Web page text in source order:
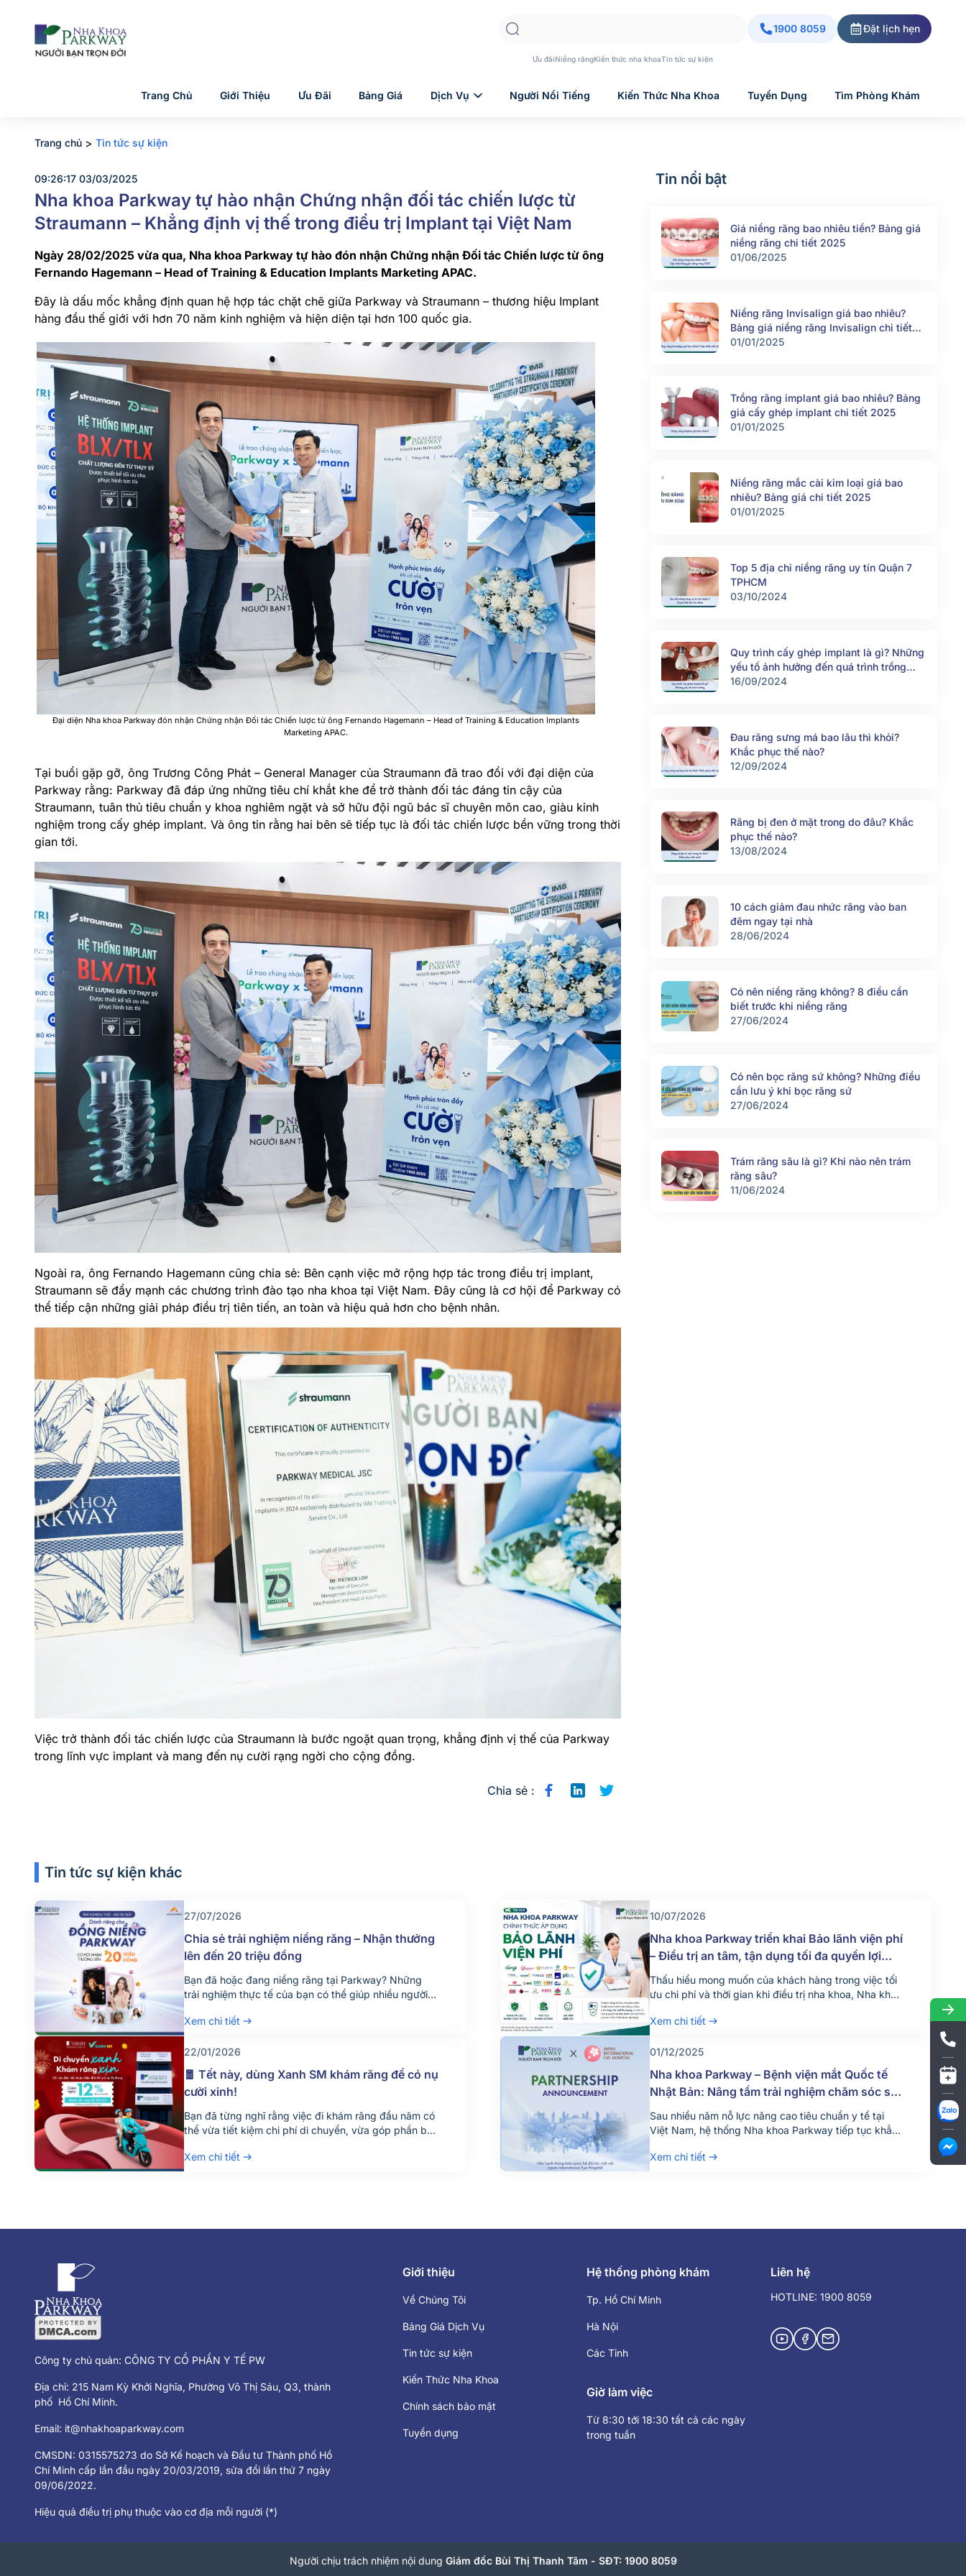
Ưu đãiNiềng răngKiến thức nha khoaTin tức sự kiện
1900 8059 Đặt lịch hẹn
Trang Chủ Giới Thiệu Ưu Đãi Bảng Giá Dịch Vụ Người Nổi Tiếng Kiến Thức Nha Khoa Tuyển Dụng Tìm Phòng Khám
Trang chủ > Tin tức sự kiện
09:26:17 03/03/2025
Nha khoa Parkway tự hào nhận Chứng nhận đối tác chiến lược từ
Straumann – Khẳng định vị thế trong điều trị Implant tại Việt Nam
Ngày 28/02/2025 vừa qua, Nha khoa Parkway tự hào đón nhận Chứng nhận Đối tác Chiến lược từ ông
Fernando Hagemann – Head of Training & Education Implants Marketing APAC.
Đây là dấu mốc khẳng định quan hệ hợp tác chặt chẽ giữa Parkway và Straumann – thương hiệu Implant
hàng đầu thế giới với hơn 70 năm kinh nghiệm và hiện diện tại hơn 100 quốc gia.
Đại diện Nha khoa Parkway đón nhận Chứng nhận Đối tác Chiến lược từ ông Fernando Hagemann – Head of Training & Education Implants
Marketing APAC.
Tại buổi gặp gỡ, ông Trương Công Phát – General Manager của Straumann đã trao đổi với đại diện của
Parkway rằng: Parkway đã đáp ứng những tiêu chí khắt khe để trở thành đối tác đáng tin cậy của
Straumann, tuân thủ tiêu chuẩn y khoa nghiêm ngặt và sở hữu đội ngũ bác sĩ chuyên môn cao, giàu kinh
nghiệm trong cấy ghép implant. Và ông tin rằng hai bên sẽ tiếp tục là đối tác chiến lược bền vững trong thời
gian tới.
Ngoài ra, ông Fernando Hagemann cũng chia sẻ: Bên cạnh việc mở rộng hợp tác trong điều trị implant,
Straumann sẽ đẩy mạnh các chương trình đào tạo nha khoa tại Việt Nam. Đây cũng là cơ hội để Parkway có
thể tiếp cận những giải pháp điều trị tiên tiến, an toàn và hiệu quả hơn cho bệnh nhân.
Việc trở thành đối tác chiến lược của Straumann là bước ngoặt quan trọng, khẳng định vị thế của Parkway
trong lĩnh vực implant và mang đến nụ cười rạng ngời cho cộng đồng.
Chia sẻ :
Tin nổi bật
Giá niềng răng bao nhiêu tiền? Bảng giá
niềng răng chi tiết 2025
01/06/2025
Niềng răng Invisalign giá bao nhiêu?
Bảng giá niềng răng Invisalign chi tiết
2025
01/01/2025
Trồng răng implant giá bao nhiêu? Bảng
giá cấy ghép implant chi tiết 2025
01/01/2025
Niềng răng mắc cài kim loại giá bao
nhiêu? Bảng giá chi tiết 2025
01/01/2025
Top 5 địa chỉ niềng răng uy tín Quận 7
TPHCM
03/10/2024
Quy trình cấy ghép implant là gì? Những
yếu tố ảnh hưởng đến quá trình trồng
răng implant
16/09/2024
Đau răng sưng má bao lâu thì khỏi?
Khắc phục thế nào?
12/09/2024
Răng bị đen ở mặt trong do đâu? Khắc
phục thế nào?
13/08/2024
10 cách giảm đau nhức răng vào ban
đêm ngay tại nhà
28/06/2024
Có nên niềng răng không? 8 điều cần
biết trước khi niềng răng
27/06/2024
Có nên bọc răng sứ không? Những điều
cần lưu ý khi bọc răng sứ
27/06/2024
Trám răng sâu là gì? Khi nào nên trám
răng sâu?
11/06/2024
Tin tức sự kiện khác
27/07/2026
Chia sẻ trải nghiệm niềng răng – Nhận thưởng
lên đến 20 triệu đồng
Bạn đã hoặc đang niềng răng tại Parkway? Những
trải nghiệm thực tế của bạn có thể giúp nhiều người
mình. Nhằm lan tỏa những câu chuyện chân thực từ
AccessTrade triển khai […]
Xem chi tiết
10/07/2026
Nha khoa Parkway triển khai Bảo lãnh viện phí
– Điều trị an tâm, tận dụng tối đa quyền lợi
bảo hiểm
Thấu hiểu mong muốn của khách hàng trong việc tối
ưu chi phí và thời gian khi điều trị nha khoa, Nha khoa
phí từ ngày 18/06/2026. Bảo lãnh viện phí là gì? Bảo
Xem chi tiết
22/01/2026
🧧 Tết này, dùng Xanh SM khám răng để có nụ
cười xinh!
Bạn đã từng nghĩ rằng việc đi khám răng đầu năm có
thể vừa tiết kiệm chi phí di chuyển, vừa góp phần bảo
tiếp tục phối hợp cùng Xanh SM mang đến cho khách
Xem chi tiết
01/12/2025
Nha khoa Parkway – Bệnh viện mắt Quốc tế
Nhật Bản: Nâng tầm trải nghiệm chăm sóc sức
khỏe răng và mắt
Sau nhiều năm nỗ lực nâng cao tiêu chuẩn y tế tại
Việt Nam, hệ thống Nha khoa Parkway tiếp tục khẳng
chăm sóc sức khỏe chất lượng cao. Tháng 12 vừa
Xem chi tiết
Công ty chủ quản: CÔNG TY CỔ PHẦN Y TẾ PW
Địa chỉ: 215 Nam Kỳ Khởi Nghĩa, Phường Võ Thị Sáu, Q3, thành
phố Hồ Chí Minh.
Email: it@nhakhoaparkway.com
CMSDN: 0315575273 do Sở Kế hoạch và Đầu tư Thành phố Hồ
Chí Minh cấp lần đầu ngày 20/03/2019, sửa đổi lần thứ 7 ngày
09/06/2022.
Hiệu quả điều trị phụ thuộc vào cơ địa mỗi người (*)
Giới thiệu
Về Chúng Tôi
Bảng Giá Dịch Vụ
Tin tức sự kiện
Kiến Thức Nha Khoa
Chính sách bảo mật
Tuyển dụng
Hệ thống phòng khám
Tp. Hồ Chí Minh
Hà Nội
Các Tỉnh
Giờ làm việc
Từ 8:30 tới 18:30 tất cả các ngày
trong tuần
Liên hệ
HOTLINE: 1900 8059
Người chịu trách nhiệm nội dung Giám đốc Bùi Thị Thanh Tâm - SĐT: 1900 8059